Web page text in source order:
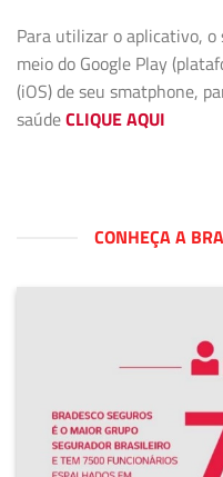
Para utilizar o aplicativo,
meio do Google Play
(iOS) de seu smatphone,
saúdeCLIQUE AQUI
CONHEÇA A